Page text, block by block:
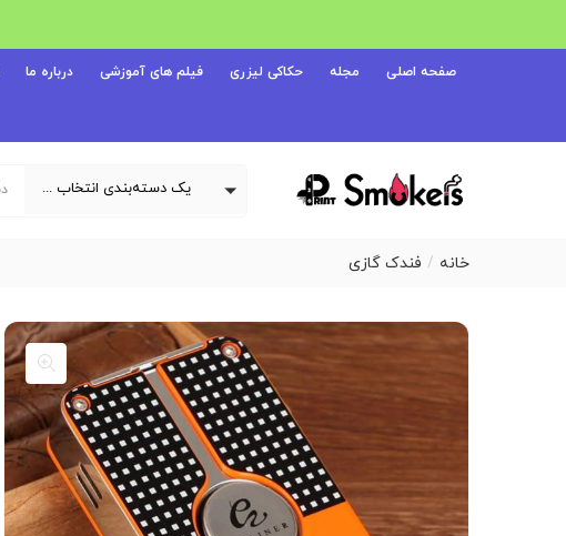
صفحه اصلی مجله حکاکی لیزری فیلم های آموزشی درباره ما
یک دسته‌بندی انتخاب کنید
خانه فندک گازی